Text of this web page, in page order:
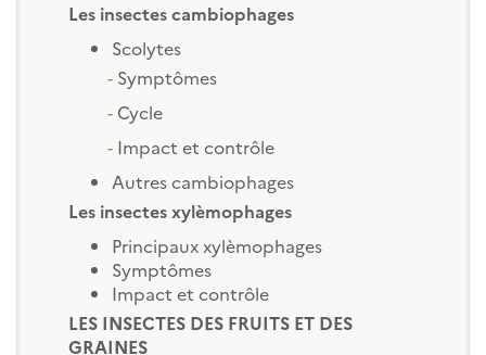
Les insectes cambiophages
Scolytes
-Symptômes
-Cycle
-Impact et contrôle
Autres cambiophages
Les insectes xylèmophages
Principaux xylèmophages
Symptômes
Impact et contrôle
LES INSECTES DES FRUITS ET DES
GRAINES